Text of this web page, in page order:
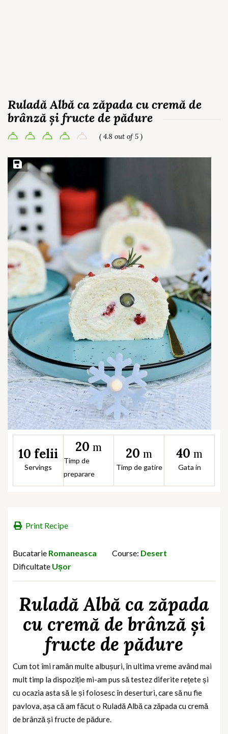
Ruladă Albă ca zăpada cu cremă de
brânză și fructe de pădure
( 4.8 out of 5 )
Save Recipe
10 felii
Servings
20 m
Timp de
preparare
20 m
Timp de gatire
40 m
Gata in
Print Recipe
Bucatarie Romaneasca Course: Desert
Dificultate Ușor
Ruladă Albă ca zăpada
cu cremă de brânză și
fructe de pădure
Cum tot îmi ramân multe albușuri, în ultima vreme având mai
mult timp la dispoziție mi-am pus să testez diferite rețete și
cu ocazia asta să le și folosesc în deserturi, care să nu fie
pavlova, așa că am făcut o Ruladă Albă ca zăpada cu cremă
de brânză și fructe de pădure.